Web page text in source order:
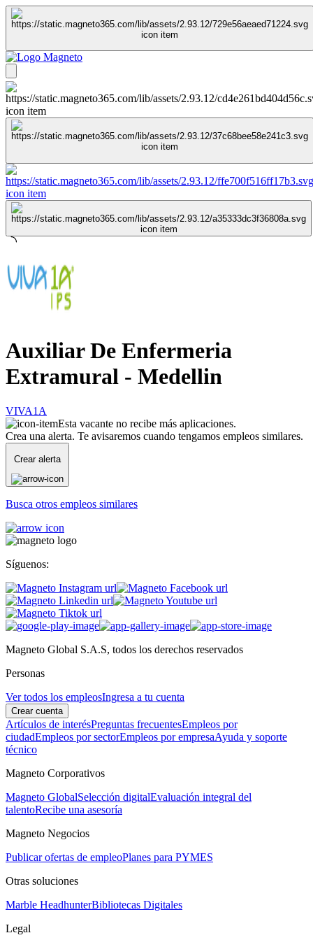
Auxiliar De Enfermeria
Extramural - Medellin
VIVA1A
Esta vacante no recibe más aplicaciones.
Crea una alerta. Te avisaremos cuando tengamos empleos similares.
Crear alerta
Busca otros empleos similares
Síguenos:
Magneto Global S.A.S, todos los derechos reservados
Personas
Ver todos los empleosIngresa a tu cuenta
Crear cuenta
Artículos de interésPreguntas frecuentesEmpleos por
ciudadEmpleos por sectorEmpleos por empresaAyuda y soporte
técnico
Magneto Corporativos
Magneto GlobalSelección digitalEvaluación integral del
talentoRecibe una asesoría
Magneto Negocios
Publicar ofertas de empleoPlanes para PYMES
Otras soluciones
Marble HeadhunterBibliotecas Digitales
Legal